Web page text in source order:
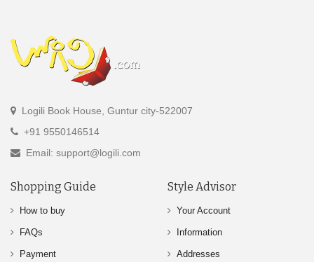
Logili Book House, Guntur city-522007
+91 9550146514
Email: support@logili.com
Shopping Guide
How to buy
FAQs
Payment
Style Advisor
Your Account
Information
Addresses